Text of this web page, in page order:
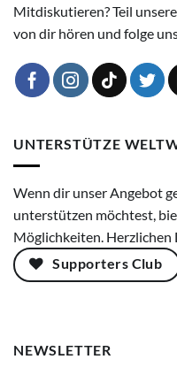
Mitdiskutieren? Teil
von dir hören und folge
UNTERSTÜTZE
Wenn dir unser Angebot
unterstützen möchtest,
Möglichkeiten. Herzlichen
Supporters Club
NEWSLETTER